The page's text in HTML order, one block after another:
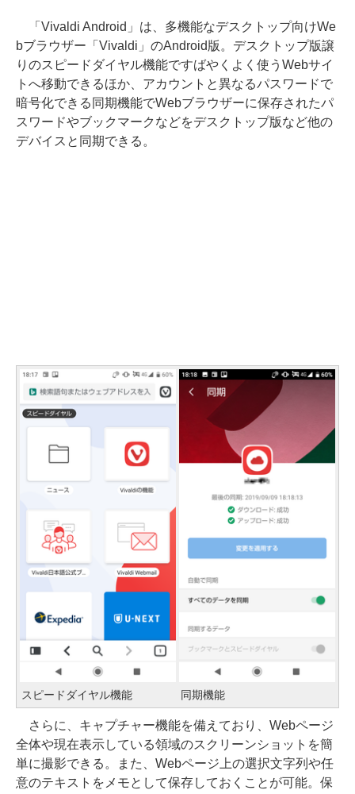
「Vivaldi Android」は、多機能なデスクトップ向けWe
bブラウザー「Vivaldi」のAndroid版。デスクトップ版譲
りのスピードダイヤル機能ですばやくよく使うWebサイ
トへ移動できるほか、アカウントと異なるパスワードで
暗号化できる同期機能でWebブラウザーに保存されたパ
スワードやブックマークなどをデスクトップ版など他の
デバイスと同期できる。
スピードダイヤル機能 同期機能
さらに、キャプチャー機能を備えており、Webページ
全体や現在表示している領域のスクリーンショットを簡
単に撮影できる。また、Webページ上の選択文字列や任
意のテキストをメモとして保存しておくことが可能。保